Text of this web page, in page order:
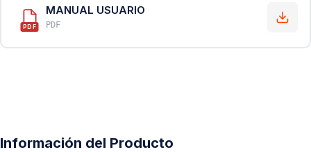
PDF
MANUAL USUARIO
PDF
Información del Producto